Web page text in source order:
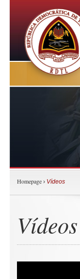
Homepage › Vídeos
Vídeos